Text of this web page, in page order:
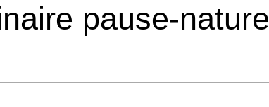
pause-nature